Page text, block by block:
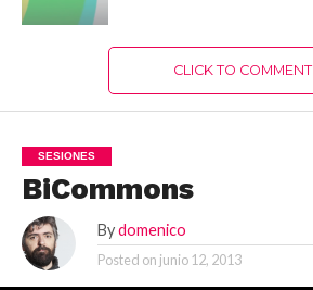
CLICK TO COMMENT
SESIONES
BiCommons
By domenico
Posted on junio 12, 2013